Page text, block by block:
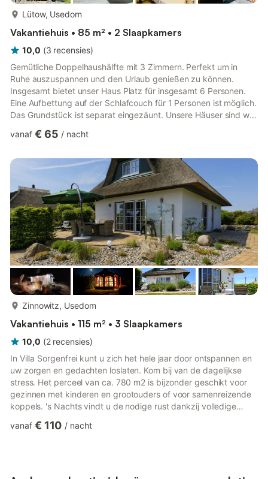
Lütow, Usedom
Vakantiehuis • 85 m² • 2 Slaapkamers
10,0 (3 recensies)
Gemütliche Doppelhaushälfte mit 3 Zimmern. Perfekt um in
Ruhe auszuspannen und den Urlaub genießen zu können.
Insgesamt bietet unser Haus Platz für insgesamt 6 Personen.
Eine Aufbettung auf der Schlafcouch für 1 Personen ist möglich.
Das Grundstück ist separat eingezäunt. Unsere Häuser sind wie
Samsung Flachbild TV inkl. Sat TV - große Eckcouch - Sitzecke
Testsieger Emma ONE Matratze - Kleiderschrank -
Mückenschutzgitter Kinderzimmer mit: - 2 Einzelbetten - 1
Doppelstockbett - Kleiders...
vanaf € 65 / nacht
Zinnowitz, Usedom
Vakantiehuis • 115 m² • 3 Slaapkamers
10,0 (2 recensies)
In Villa Sorgenfrei kunt u zich het hele jaar door ontspannen en
uw zorgen en gedachten loslaten. Kom bij van de dagelijkse
stress. Het perceel van ca. 780 m2 is bijzonder geschikt voor
gezinnen met kinderen en grootouders of voor samenreizende
koppels. 's Nachts vindt u de nodige rust dankzij volledige
vakantiewoning beschikt over een toegankelijke slaapkamer op
vanaf € 110 / nacht